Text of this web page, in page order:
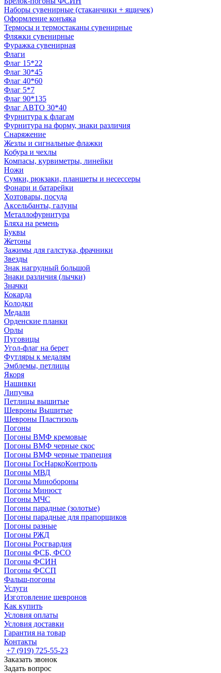
Наборы сувенирные (стаканчики + ящичек)
Оформление конъяка
Термосы и термостаканы сувенирные
Фляжки сувенирные
Фуражка сувенирная
Флаги
Флаг 15*22
Флаг 30*45
Флаг 40*60
Флаг 5*7
Флаг 90*135
Флаг АВТО 30*40
Фурнитура к флагам
Фурнитура на форму, знаки различия
Снаряжение
Жезлы и сигнальные флажки
Кобура и чехлы
Компасы, курвиметры, линейки
Ножи
Сумки, рюкзаки, планшеты и несессеры
Фонари и батарейки
Хозтовары, посуда
Аксельбанты, галуны
Металлофурнитура
Бляха на ремень
Буквы
Жетоны
Зажимы для галстука, фрачники
Звезды
Знак нагрудный большой
Знаки различия (лычки)
Значки
Кокарда
Колодки
Медали
Орденские планки
Орлы
Пуговицы
Угол-флаг на берет
Футляры к медалям
Эмблемы, петлицы
Якоря
Нашивки
Липучка
Петлицы вышитые
Шевроны Вышитые
Шевроны Пластизоль
Погоны
Погоны ВМФ кремовые
Погоны ВМФ черные скос
Погоны ВМФ черные трапеция
Погоны ГосНаркоКонтроль
Погоны МВД
Погоны Минобороны
Погоны Минюст
Погоны МЧС
Погоны парадные (золотые)
Погоны парадные для прапорщиков
Погоны разные
Погоны РЖД
Погоны Росгвардия
Погоны ФСБ, ФСО
Погоны ФСИН
Погоны ФССП
Фальш-погоны
Услуги
Изготовление шевронов
Как купить
Условия оплаты
Условия доставки
Гарантия на товар
Контакты
+7 (919) 725-55-23
Заказать звонок
Задать вопрос